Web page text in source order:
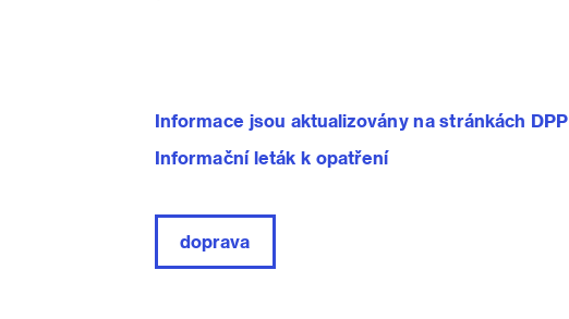
Informace jsou aktualizovány na stránkách DPP
Informační leták k opatření
doprava